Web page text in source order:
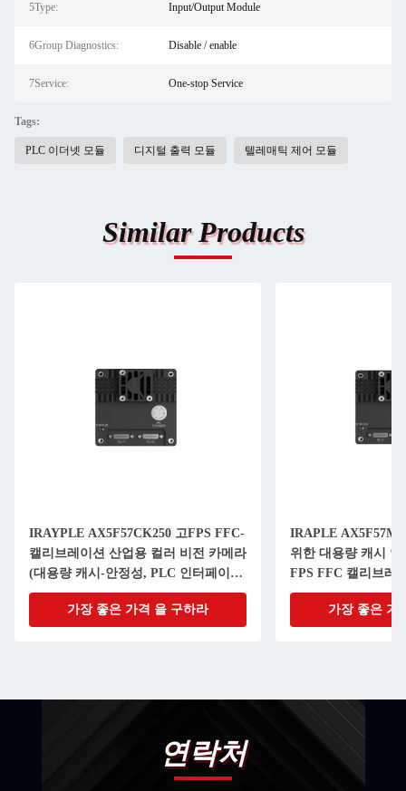
5Type: Input/Output Module
6Group Diagnostics: Disable / enable
7Service: One-stop Service
Tags:
PLC 이더넷 모듈 디지털 출력 모듈 텔레매틱 제어 모듈
Similar Products
IRAYPLE AX5F57CK250 고FPS FFC-
캘리브레이션 산업용 컬러 비전 카메라
(대용량 캐시-안정성, PLC 인터페이
스)
가장 좋은 가격 을 구하라
IRAPLE
위한 대용량 캐시
FPS FFC 캘리브레
모듈
가장 좋은 가
연락처